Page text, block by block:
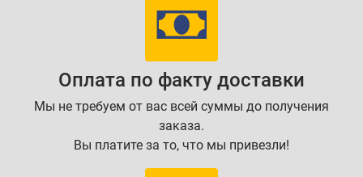
Оплата по факту доставки
Мы не требуем от вас всей суммы до получения
заказа.
Вы платите за то, что мы привезли!